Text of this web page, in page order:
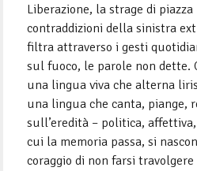
Liberazione, la strage di piazza
contraddizioni della sinistra
filtra attraverso i gesti
sul fuoco, le parole non dette.
una lingua viva che alterna
una lingua che canta, piange,
sull’eredità – politica,
cui la memoria passa, si
coraggio di non farsi